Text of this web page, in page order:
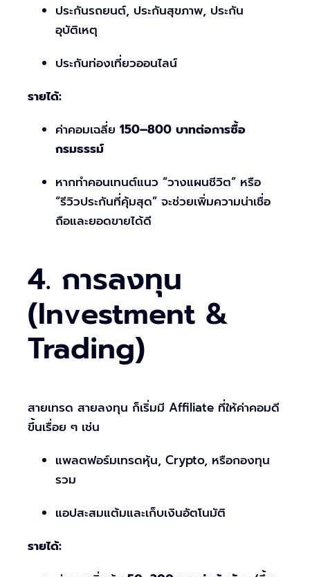
ประกันรถยนต์, ประกันสุขภาพ, ประกัน
อุบัติเหตุ
ประกันท่องเที่ยวออนไลน์
รายได้:
ค่าคอมเฉลี่ย 150–800 บาทต่อการซื้อ
กรมธรรม์
หากทำคอนเทนต์แนว “วางแผนชีวิต” หรือ
“รีวิวประกันที่คุ้มสุด” จะช่วยเพิ่มความน่าเชื่อ
ถือและยอดขายได้ดี
4. การลงทุน
(Investment &
Trading)
สายเทรด สายลงทุน ก็เริ่มมี Affiliate ที่ให้ค่าคอมดี
ขึ้นเรื่อย ๆ เช่น
แพลตฟอร์มเทรดหุ้น, Crypto, หรือกองทุน
รวม
แอปสะสมแต้มและเก็บเงินอัตโนมัติ
รายได้: